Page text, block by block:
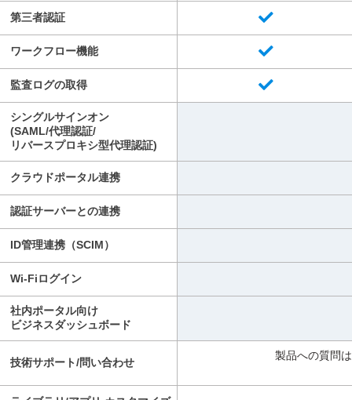
第三者認証
ワークフロー機能
監査ログの取得
シングルサインオン
(SAML/代理認証/
リバースプロキシ型代理認証)
クラウドポータル連携
認証サーバーとの連携
ID管理連携（SCIM）
Wi-Fiログイン
社内ポータル向け
ビジネスダッシュボード
技術サポート/問い合わせ
製品への質問